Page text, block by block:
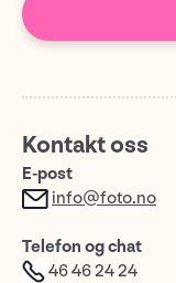
Kontakt oss
E-post
info@foto.no
Telefon og chat
46 46 24 24